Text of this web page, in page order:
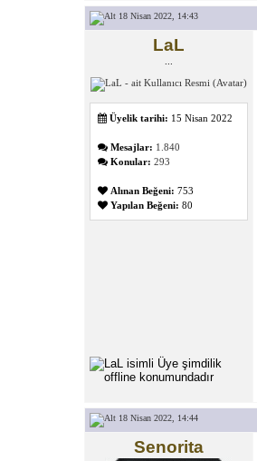
18 Nisan 2022, 14:43
LaL
Üyelik tarihi: 15 Nisan 2022
Mesajlar: 1.840
Konular: 293
Alınan Beğeni: 753
Yapılan Beğeni: 80
18 Nisan 2022, 14:44
Senorita